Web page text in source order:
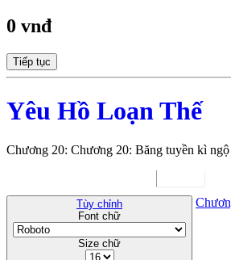
0 vnđ
Tiếp tục
Yêu Hồ Loạn Thế
Chương 20: Chương 20: Băng tuyền kì ngộ
Tùy chỉnh
Font chữ
Size chữ